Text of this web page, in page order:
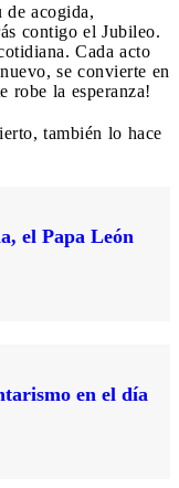
acogida,
contigo el Jubileo.
Cada acto
se convierte en
robe la esperanza!
también lo hace
el Papa León
en el día